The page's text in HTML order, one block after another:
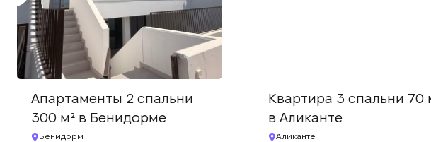
Апартаменты 2 спальни
300 м² в Бенидорме
Бенидорм
Квартира 3 спальни 70
в Аликанте
Аликанте